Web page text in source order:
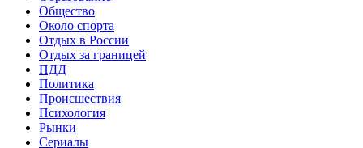
Общество
Около спорта
Отдых в России
Отдых за границей
ПДД
Политика
Происшествия
Психология
Рынки
Сериалы